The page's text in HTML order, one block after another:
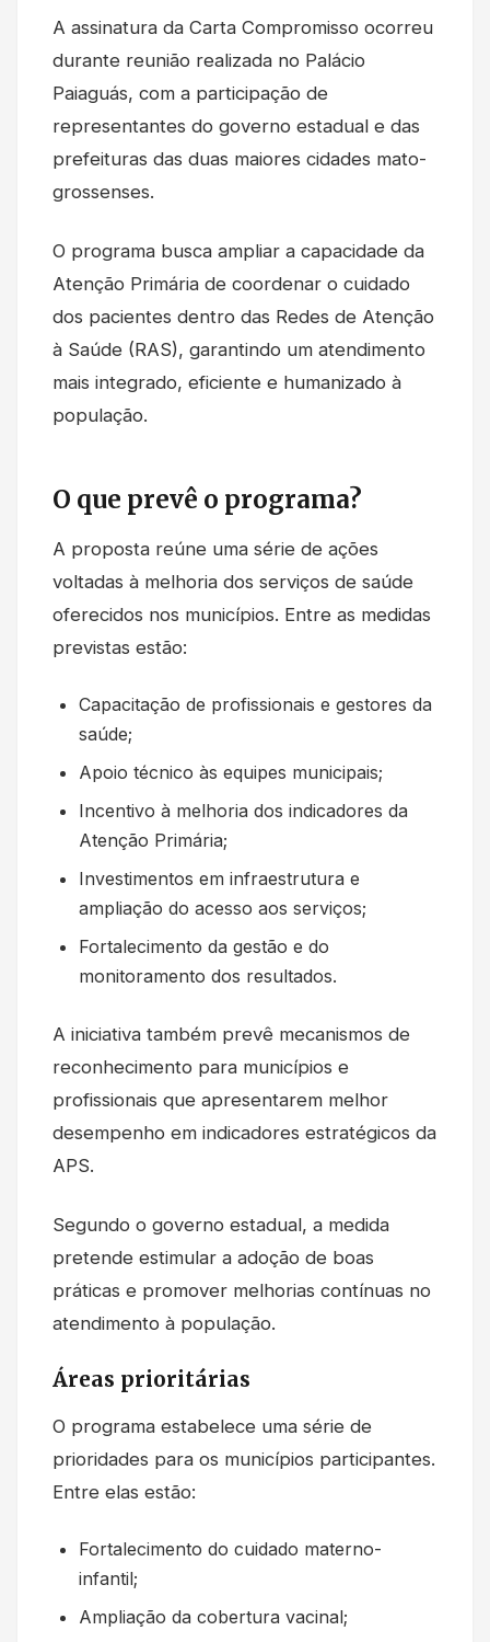
A assinatura da Carta Compromisso ocorreu
durante reunião realizada no Palácio
Paiaguás, com a participação de
representantes do governo estadual e das
prefeituras das duas maiores cidades mato-
grossenses.
O programa busca ampliar a capacidade da
Atenção Primária de coordenar o cuidado
dos pacientes dentro das Redes de Atenção
à Saúde (RAS), garantindo um atendimento
mais integrado, eficiente e humanizado à
população.
O que prevê o programa?
A proposta reúne uma série de ações
voltadas à melhoria dos serviços de saúde
oferecidos nos municípios. Entre as medidas
previstas estão:
Capacitação de profissionais e gestores da
saúde;
Apoio técnico às equipes municipais;
Incentivo à melhoria dos indicadores da
Atenção Primária;
Investimentos em infraestrutura e
ampliação do acesso aos serviços;
Fortalecimento da gestão e do
monitoramento dos resultados.
A iniciativa também prevê mecanismos de
reconhecimento para municípios e
profissionais que apresentarem melhor
desempenho em indicadores estratégicos da
APS.
Segundo o governo estadual, a medida
pretende estimular a adoção de boas
práticas e promover melhorias contínuas no
atendimento à população.
Áreas prioritárias
O programa estabelece uma série de
prioridades para os municípios participantes.
Entre elas estão:
Fortalecimento do cuidado materno-
infantil;
Ampliação da cobertura vacinal;